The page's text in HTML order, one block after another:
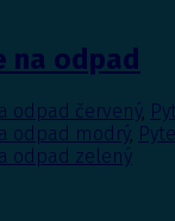
na odpad
odpad červený,
odpad modrý,
odpad zelený